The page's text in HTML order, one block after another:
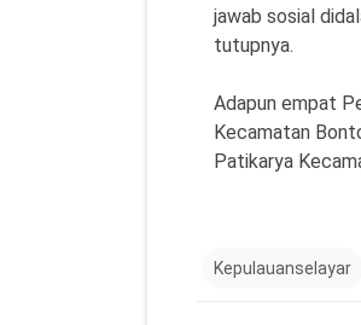
jawab sosial
tutupnya.
Adapun empat
Kecamatan
Patikarya
Kepulauanselayar